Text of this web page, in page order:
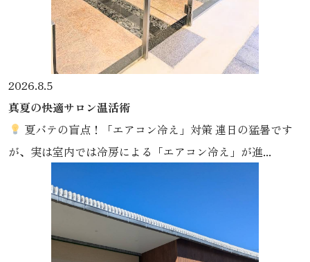
2026.8.5
真夏の快適サロン温活術
夏バテの盲点！「エアコン冷え」対策 連日の猛暑です
が、実は室内では冷房による「エアコン冷え」が進...